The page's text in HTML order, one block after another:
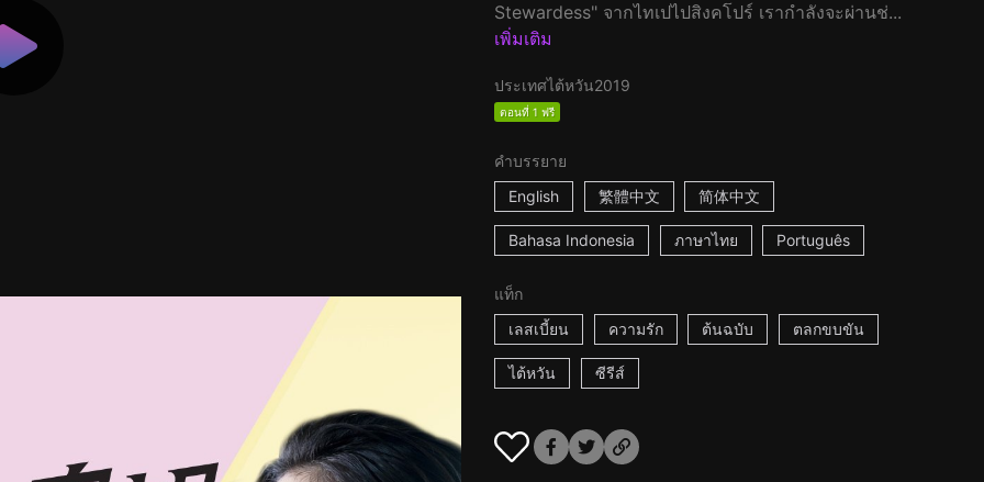
Stewardess" จากไทเปไปสิงคโปร์ เรากำลังจะผ่านช่...
เพิ่มเติม
ประเทศไต้หวัน2019
ตอนที่ 1 ฟรี
คำบรรยาย
English
繁體中文 简体中文
Bahasa Indonesia ภาษาไทย Português
แท็ก
เลสเบี้ยน
ความรัก ต้นฉบับ ตลกขบขัน
ไต้หวัน ซีรีส์